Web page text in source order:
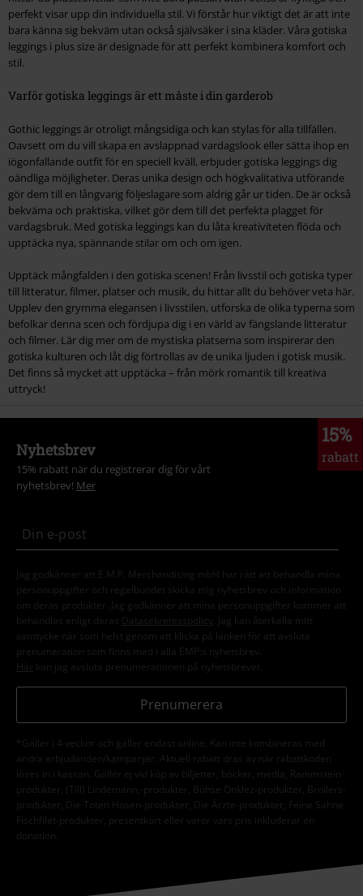
perfekt visar upp din individuella stil. Vi förstår hur viktigt det är att inte
bara känna sig bekväm utan också självsäker i sina kläder. Våra gotiska
leggings i plus size är designade för att perfekt kombinera komfort och
stil.
Varför gotiska leggings är ett måste i din garderob
Gothic leggings är otroligt mångsidiga och kan stylas för alla tillfällen.
Oavsett om du vill skapa en avslappnad vardagslook eller sätta ihop en
iögonfallande outfit för en speciell kväll, erbjuder gotiska leggings dig
oändliga möjligheter. Deras unika design och högkvalitativa utförande
gör dem till en långvarig följeslagare som aldrig går ur tiden. De är också
bekväma och praktiska, vilket gör dem till det perfekta plagget för
vardagsbruk. Med gotiska leggings kan du låta kreativiteten flöda och
upptäcka nya, spännande stilar om och om igen.
Upptäck mångfalden i den gotiska scenen! Från livsstil och gotiska typer
till litteratur, filmer, platser och musik, du hittar allt du behöver veta här.
Upplev den grymma elegansen i livsstilen, utforska de olika typerna som
befolkar denna scen och fördjupa dig i en värld av fängslande litteratur
och filmer. Lär dig mer om de mystiska platserna som inspirerar den
gotiska kulturen och låt dig förtrollas av de unika ljuden i gotisk musik.
Det finns så mycket att upptäcka – från mörk romantik till kreativa
uttryck!
15%
rabatt
Nyhetsbrev
15% rabatt när du registrerar dig för vårt
nyhetsbrev! Mer
Jag godkänner att E.M.P. Merchandising mbH har rätt att behandla mina
personuppgifter och regelbundet skicka mig nyhetsbrev och information
om deras produkter. Jag godkänner att mina personuppgifter kommer att
behandlas enligt deras
Datasekretesspolicy
. Jag kan återkalla mitt
samtycke när som helst genom att klicka på länken för att avsluta
prenumeration som finns med i alla EMP:s nyhetsbrev.
Här kan jag avsluta prenumerationen på nyhetsbrevet.
Prenumerera
*Gäller i 4 veckor och gäller endast online. Kan inte kombineras med
andra erbjudanden/kampanjer. Aktuell rabatt dras av när rabattkoden
löses in i kassan. Gäller ej vid köp av biljetter, böcker, media, Rammstein-
produkter, (Till) Lindemann,-produkter, Böhse Onklez-produkter, Broilers-
produkter, Die Toten Hosen-produkter, Die Ärzte-produkter, Feine Sahne
Fischfilet-produkter, presentkort eller varor vars pris inkluderar en
donation.